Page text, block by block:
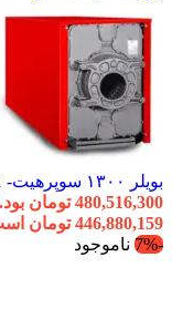
بویلر ۱۳۰۰ سوپرهیت- 11 پره
480,516,300 تومان بود.
446,880,159 تومان است.
-7%
ناموجود